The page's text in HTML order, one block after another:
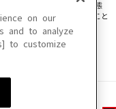
動画・音声等を、手段や形態
転載、ファイル化などすること
場合があります。
合があります。
on our
and to analyze
to customize